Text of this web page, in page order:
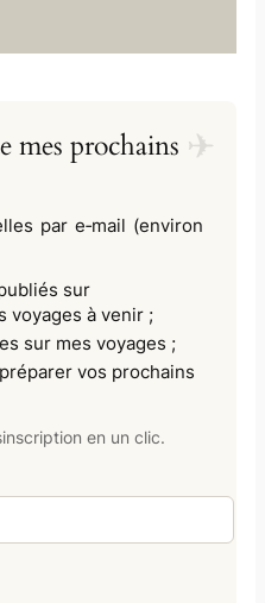
mes prochains
par e‑mail (environ
sur
voyages à venir ;
sur mes voyages ;
vos prochains
en un clic.